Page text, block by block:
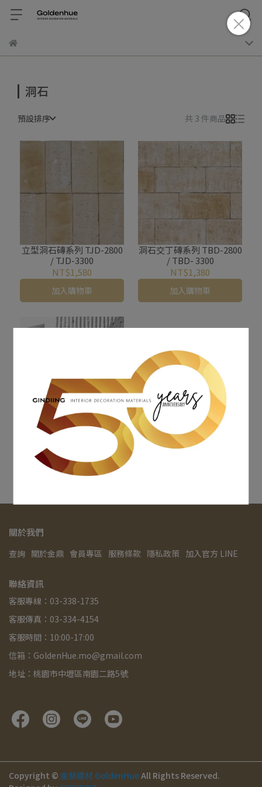
洞石
預設排序 共 3 件商品
立型洞石磚系列 TJD-2800
/ TJD-3300
NT$1,580
加入購物車
洞石交丁磚系列 TBD-2800
/ TBD- 3300
NT$1,380
加入購物車
洞石山脊系列 YYR-1000 /
YYR-4000
加入購物車
關於我們
查詢 關於金鼎 會員專區 服務條款 隱私政策 加入官方 LINE
聯絡資訊
客服專線：03-338-1735
客服傳真：03-334-4154
客服時間：10:00-17:00
信箱：GoldenHue.mo@gmail.com
地址：桃園市中壢區南園二路5號
Copyright © 金赫建材 GoldenHueAll Rights Reserved.